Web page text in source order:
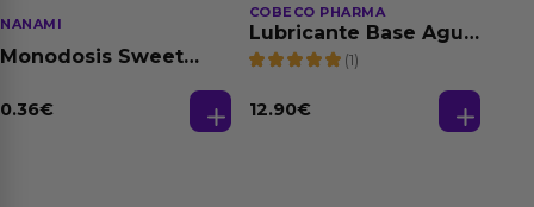
NANAMI
Monodosis Sweet
0.36€
COBECO PHARMA
Lubricante Base Agua
100% Natural 125 ml
(1)
12.90€